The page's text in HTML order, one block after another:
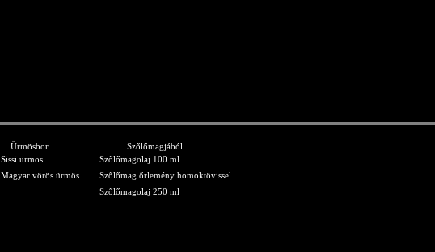
Ürmösbor
Sissi ürmös
Magyar vörös ürmös
Szőlőmagjából
Szőlőmagolaj 100 ml
Szőlőmag őrlemény homoktövissel
Szőlőmagolaj 250 ml